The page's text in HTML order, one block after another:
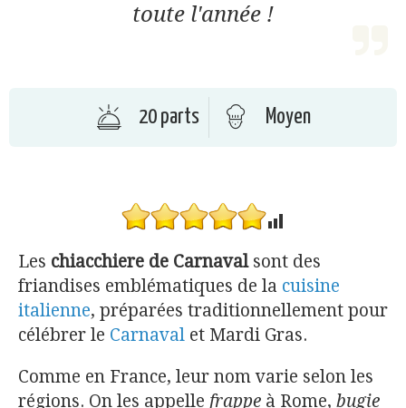
toute l'année !
20 parts Moyen
Les chiacchiere de Carnavalsont des
friandises emblématiques de la cuisine
italienne, préparées traditionnellement pour
célébrer le Carnaval et Mardi Gras.
Comme en France, leur nom varie selon les
régions. On les appelle frappe à Rome, bugie